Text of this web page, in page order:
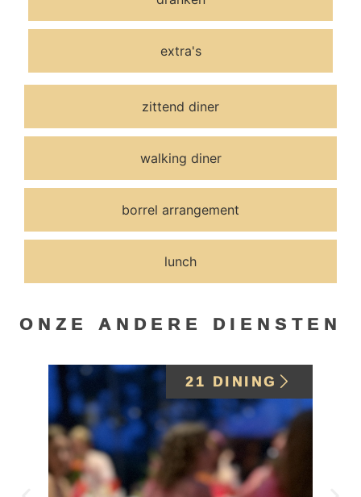
zittend diner
walking diner
borrel arrangement
lunch
extra's
ONZE ANDERE DIENSTEN
21 DINING